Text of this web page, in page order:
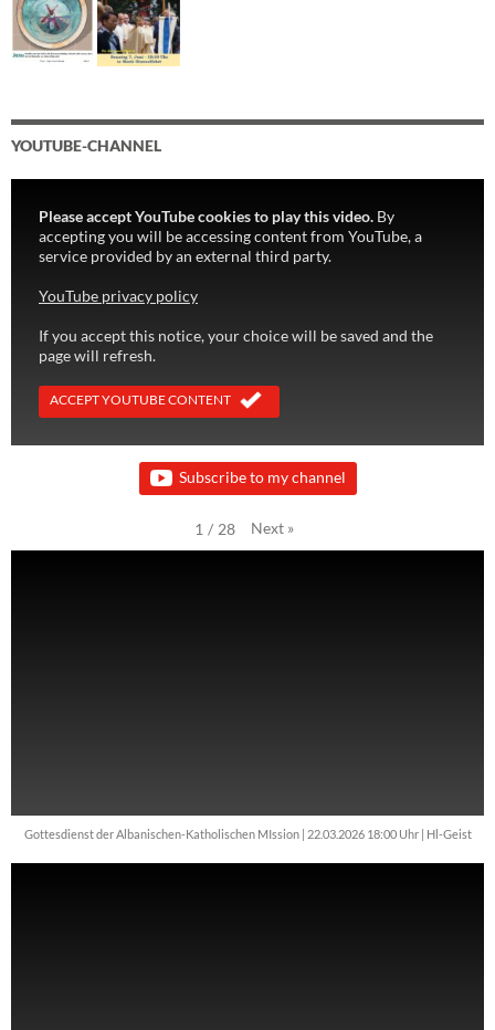
YOUTUBE-CHANNEL
Please accept YouTube cookies to play this video. By
accepting you will be accessing content from YouTube, a
service provided by an external third party.
YouTube privacy policy
If you accept this notice, your choice will be saved and the
page will refresh.
ACCEPT YOUTUBE CONTENT
Subscribe to my channel
1 / 28 Next »
Gottesdienst der Albanischen-Katholischen MIssion | 22.03.2026 18:00 Uhr | Hl-Geist